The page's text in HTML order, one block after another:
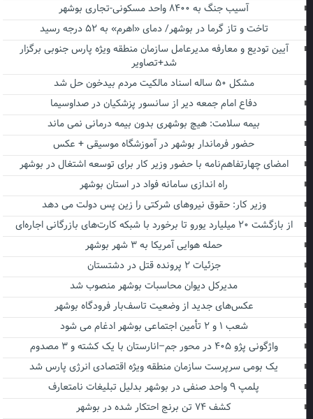
آسیب جنگ به ۸۴۰۰ واحد مسکونی-تجاری بوشهر
تاخت و تاز گرما در بوشهر/ دمای «اهرم» به ۵۲ درجه رسید
آیین تودیع و معارفه مدیرعامل سازمان منطقه ویژه پارس جنوبی برگزار
شد+تصاویر
مشکل ۵۰ ساله اسناد مالکیت مردم بیدخون حل شد
دفاع امام جمعه دیر از سانسور پزشکیان در صداوسیما
بیمه سلامت: هیچ بوشهری بدون بیمه درمانی نمی ماند
حضور فرماندار بوشهر در آموزشگاه موسیقی + عکس
امضای چهارتفاهم‌نامه با حضور وزیر کار برای توسعه اشتغال در بوشهر
راه اندازی سامانه فواد در استان بوشهر
وزیر کار: حقوق نیروهای شرکتی را زین پس دولت می دهد
از بازگشت ۲۰ میلیارد یورو تا برخورد با شبکه کارت‌های بازرگانی اجاره‌ای
حمله هوایی آمریکا به ۳ شهر بوشهر
جزئیات ۲ پرونده قتل در دشتستان
مدیرکل دیوان محاسبات بوشهر منصوب شد
عکس‌های جدید از وضعیت تاسف‌بار فرودگاه بوشهر
شعب ۱ و ۲ تأمین اجتماعی بوشهر ادغام می شود
واژگونی پژو ۴۰۵ در محور جم–انارستان با یک کشته و ۳ مصدوم
یک بومی سرپرست سازمان منطقه ویژه اقتصادی انرژی پارس شد
پلمپ ۹ واحد صنفی در بوشهر بدلیل تبلیغات نامتعارف
کشف ۷۴ تن برنج احتکار شده در بوشهر